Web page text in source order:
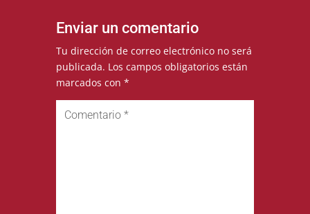
Enviar un comentario
Tu dirección de correo electrónico no será
publicada. Los campos obligatorios están
marcados con *